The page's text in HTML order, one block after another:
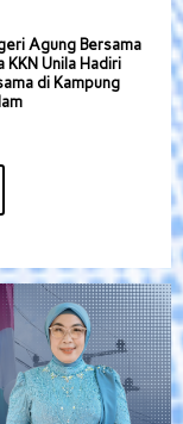
Agung Bersama
KKN Unila Hadiri
di Kampung